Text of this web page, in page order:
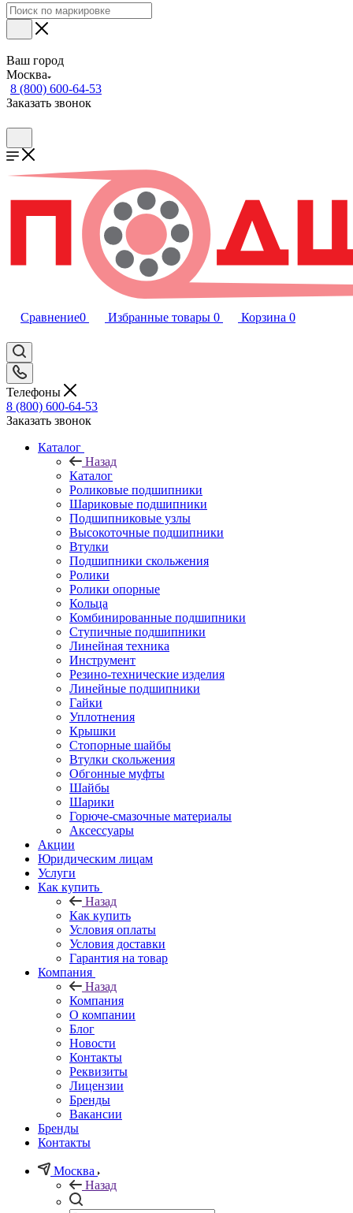
Ваш город
Москва
8 (800) 600-64-53
Заказать звонок
Сравнение0 Избранные товары 0 Корзина 0
Телефоны
8 (800) 600-64-53
Заказать звонок
Каталог
Назад
Каталог
Роликовые подшипники
Шариковые подшипники
Подшипниковые узлы
Высокоточные подшипники
Втулки
Подшипники скольжения
Ролики
Ролики опорные
Кольца
Комбинированные подшипники
Ступичные подшипники
Линейная техника
Инструмент
Резино-технические изделия
Линейные подшипники
Гайки
Уплотнения
Крышки
Стопорные шайбы
Втулки скольжения
Обгонные муфты
Шайбы
Шарики
Горюче-смазочные материалы
Аксессуары
Акции
Юридическим лицам
Услуги
Как купить
Назад
Как купить
Условия оплаты
Условия доставки
Гарантия на товар
Компания
Назад
Компания
О компании
Блог
Новости
Контакты
Реквизиты
Лицензии
Бренды
Вакансии
Бренды
Контакты
Москва
Назад